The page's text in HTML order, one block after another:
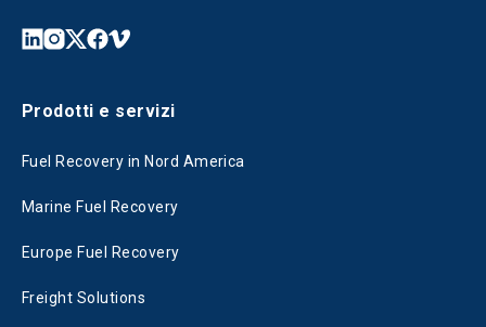
Prodotti e servizi
Fuel Recovery in Nord America
Marine Fuel Recovery
Europe Fuel Recovery
Freight Solutions